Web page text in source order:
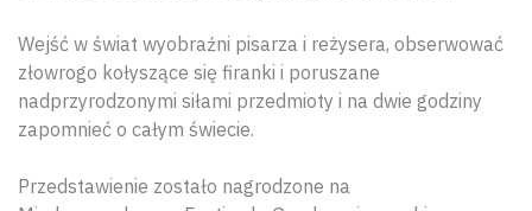
Wejść w świat wyobraźni pisarza i reżysera, obserwować
złowrogo kołyszące się firanki i poruszane
nadprzyrodzonymi siłami przedmioty i na dwie godziny
zapomnieć o całym świecie.
Przedstawienie zostało nagrodzone na